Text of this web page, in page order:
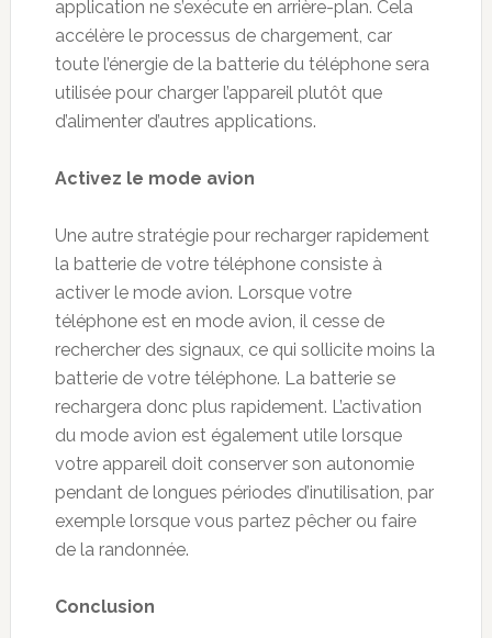
application ne s’exécute en arrière-plan. Cela
accélère le processus de chargement, car
toute l’énergie de la batterie du téléphone sera
utilisée pour charger l’appareil plutôt que
d’alimenter d’autres applications.
Activez le mode avion
Une autre stratégie pour recharger rapidement
la batterie de votre téléphone consiste à
activer le mode avion. Lorsque votre
téléphone est en mode avion, il cesse de
rechercher des signaux, ce qui sollicite moins la
batterie de votre téléphone. La batterie se
rechargera donc plus rapidement. L’activation
du mode avion est également utile lorsque
votre appareil doit conserver son autonomie
pendant de longues périodes d’inutilisation, par
exemple lorsque vous partez pêcher ou faire
de la randonnée.
Conclusion